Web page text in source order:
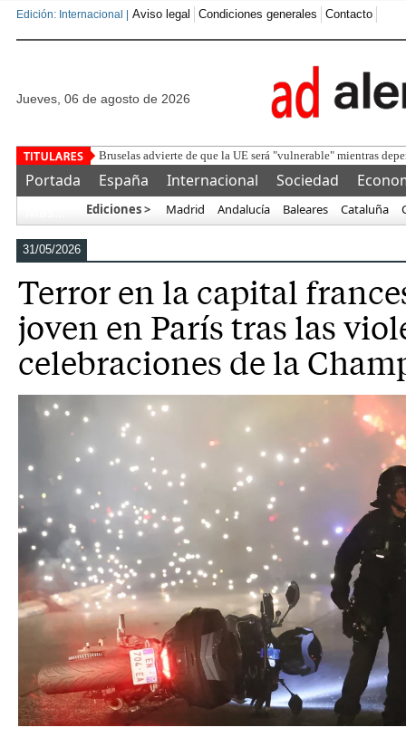
Edición: Internacional | Aviso legal Condiciones generales Contacto
jueves, 06 de agosto de 2026
De
Portada España Internacional Sociedad
Ediciones > Madrid Andalucía Baleares Cataluña
31/05/2026
Terror en la capital
joven en París tras las
celebraciones de la